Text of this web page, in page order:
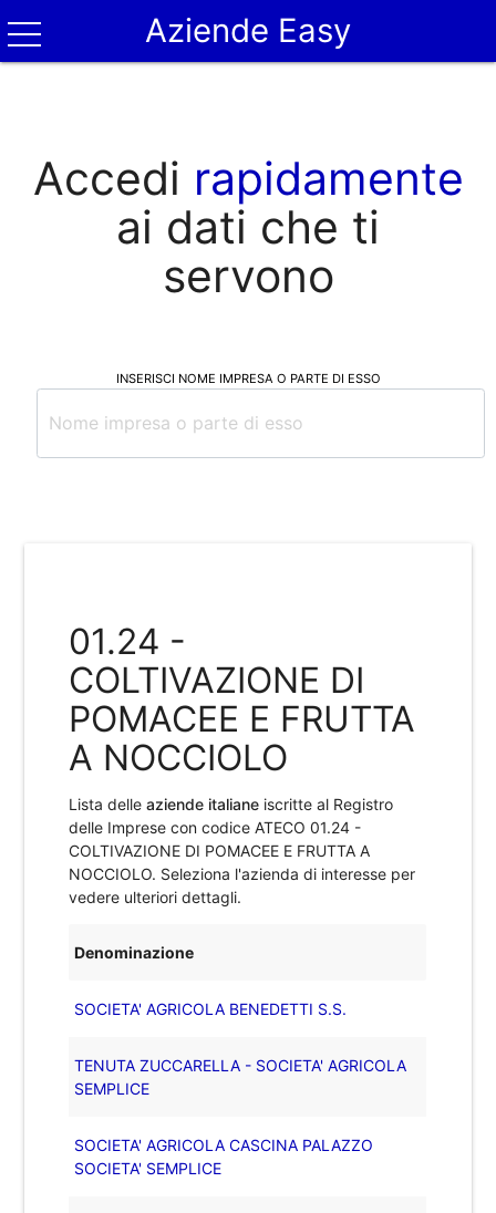
Aziende Easy
Accedi rapidamente
ai dati che ti
servono
INSERISCI NOME IMPRESA O PARTE DI ESSO
01.24 -
COLTIVAZIONE DI
POMACEE E FRUTTA
A NOCCIOLO
Lista delleaziende italiane iscritte al Registro
delle Imprese con codice ATECO01.24 -
COLTIVAZIONE DI POMACEE E FRUTTA A
NOCCIOLO. Seleziona l'azienda di interesse per
vedere ulteriori dettagli.
Denominazione
SOCIETA' AGRICOLA BENEDETTI S.S.
TENUTA ZUCCARELLA - SOCIETA' AGRICOLA
SEMPLICE
SOCIETA' AGRICOLA CASCINA PALAZZO
SOCIETA' SEMPLICE